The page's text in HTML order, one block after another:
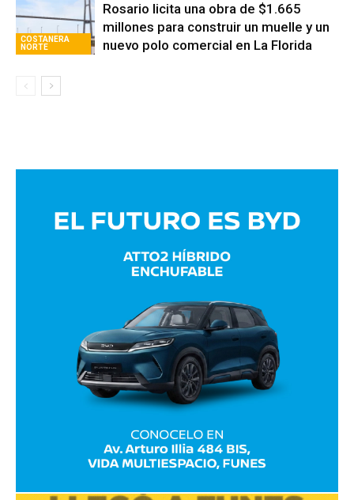
COSTANERA
NORTE
Rosario licita una obra de $1.665
millones para construir un muelle y un
nuevo polo comercial en La Florida